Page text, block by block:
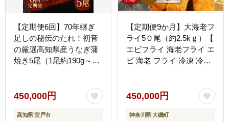
【定期便6回】70年継ぎ
足しの秘伝のたれ！初音
の厳選高知県産うなぎ蒲
焼き5尾（1尾約190g～
高知県産 冷凍 海鮮 うな
重 ひつまぶし 人気 おす
すめ 土用の丑の日 6回定
450,000円
高知県 室戸市
【定期便9か月】大海老フ
ライ5０尾（約2.5kｇ）【
エビフライ 海老フライ エ
ビ 海老 フライ 冷凍 冷凍
食 進物用 お惣菜 父の日
お歳暮 ギフト 贈答品 食
品 増粘多糖類 母の日 デ
450,000円
神奈川県 大磯町